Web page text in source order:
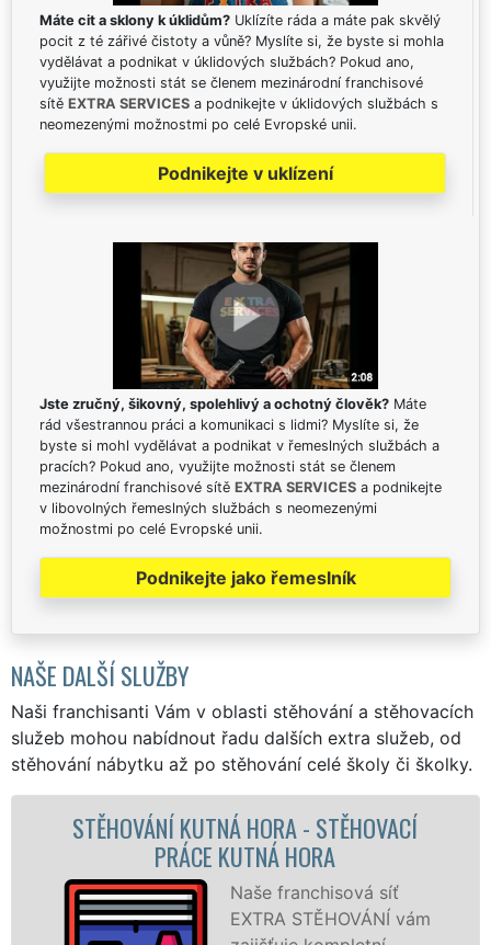
Máte cit a sklony k úklidům? Uklízíte ráda a máte pak skvělý
pocit z té zářivé čistoty a vůně? Myslíte si, že byste si mohla
vydělávat a podnikat v úklidových službách? Pokud ano,
využijte možnosti stát se členem mezinárodní franchisové
sítě EXTRA SERVICES a podnikejte v úklidových službách s
neomezenými možnostmi po celé Evropské unii.
Podnikejte v uklízení
Jste zručný, šikovný, spolehlivý a ochotný člověk? Máte
rád všestrannou práci a komunikaci s lidmi? Myslíte si, že
byste si mohl vydělávat a podnikat v řemeslných službách a
pracích? Pokud ano, využijte možnosti stát se členem
mezinárodní franchisové sítě EXTRA SERVICES a podnikejte
v libovolných řemeslných službách s neomezenými
možnostmi po celé Evropské unii.
Podnikejte jako řemeslník
NAŠE DALŠÍ SLUŽBY
Naši franchisanti Vám v oblasti stěhování a stěhovacích
služeb mohou nabídnout řadu dalších extra služeb, od
stěhování nábytku až po stěhování celé školy či školky.
STĚHOVACÍ SLUŽBA KUTNÁ
STĚHOVACÍ FIRMA KUTNÁ
Poskytujeme
stěhovací